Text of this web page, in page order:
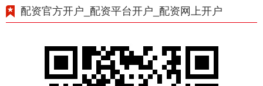
配资官方开户_配资平台开户_配资网上开户